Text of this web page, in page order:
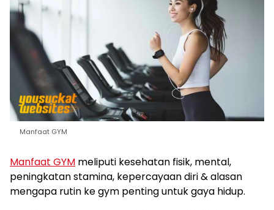
Manfaat GYM
Manfaat GYM meliputi kesehatan fisik, mental,
peningkatan stamina, kepercayaan diri & alasan
mengapa rutin ke gym penting untuk gaya hidup.